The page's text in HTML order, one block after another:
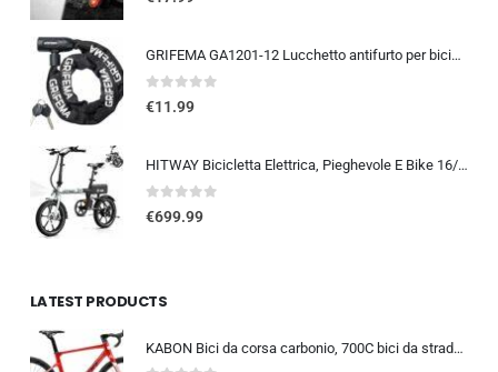
GRIFEMA GA1201-12 Lucchetto antifurto per bicicletta con chiave, lucchetto a catena per biciclette, moto, scooter, 120 cm, ne
0out of 5
€11.99
HITWAY Bicicletta Elettrica, Pieghevole E Bike 16/20 Pollici, Motore 250W Velocità Massima 25km/h, Batteria Al Litio 36V 9…
0out of 5
€699.99
LATEST PRODUCTS
KABON Bici da corsa carbonio, 700C bici da strada T800 Completamente carbonio con Shimano 105 R7000 22 velocità 8.1 KG Leg…